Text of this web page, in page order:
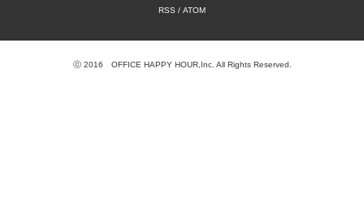
RSS / ATOM
ⓒ 2016 OFFICE HAPPY HOUR,Inc. All Rights Reserved.